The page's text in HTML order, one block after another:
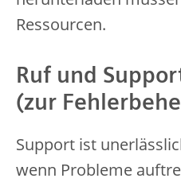
Ressourcen.
Ruf und
(zur
Support ist
wenn Probleme